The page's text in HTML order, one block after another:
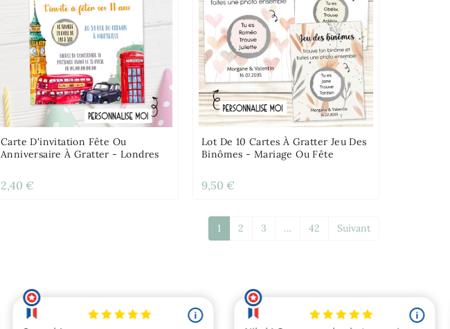
Carte D'invitation Fête Ou
Anniversaire À Gratter - Londres
2,40 €
Lot De 10 Cartes À Gratter Jeu Des
Binômes - Mariage Ou Fête
9,50 €
1 2 3 … 42 Suivant